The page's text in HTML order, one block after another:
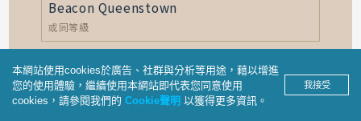
產品洽詢
因弗卡吉爾
Distinction Invercargill Hotel
位於因弗卡吉爾市中心，全新打造的現代飯店空
本網站使用cookies於廣告、社群與分析等用途，藉以增進
您的使用體驗，繼續使用本網站即代表您同意使用
cookies，請參閱我們的 Cookie聲明 以獲得更多資訊。
我接受